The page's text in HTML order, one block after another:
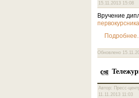
15.11.2013 15:08
Вручение
Подробнее...
Обновлено
Автор: Пресс-
11.11.2013 11:03